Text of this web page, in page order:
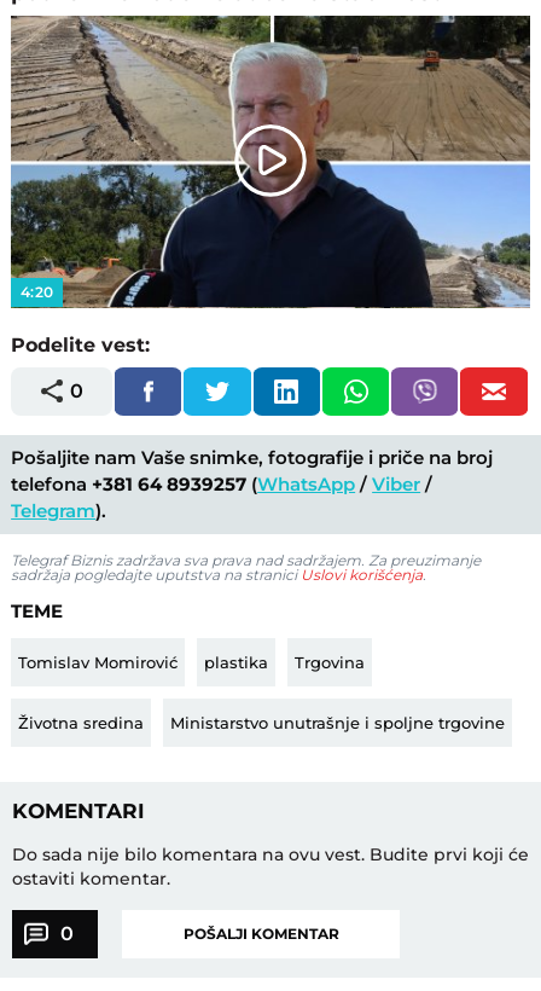
Play
4:20
Podelite vest:
0
Pošaljite nam Vaše snimke, fotografije i priče na broj
telefona +381 64 8939257 (WhatsApp /Viber /
Telegram).
Telegraf Biznis zadržava sva prava nad sadržajem. Za preuzimanje
sadržaja pogledajte uputstva na stranici Uslovi korišćenja
TEME
Tomislav Momirović plastika Trgovina
Životna sredina Ministarstvo unutrašnje i spoljne trgovine
KOMENTARI
Do sada nije bilo komentara na ovu vest. Budite prvi koji će
ostaviti komentar.
0 POŠALJI KOMENTAR